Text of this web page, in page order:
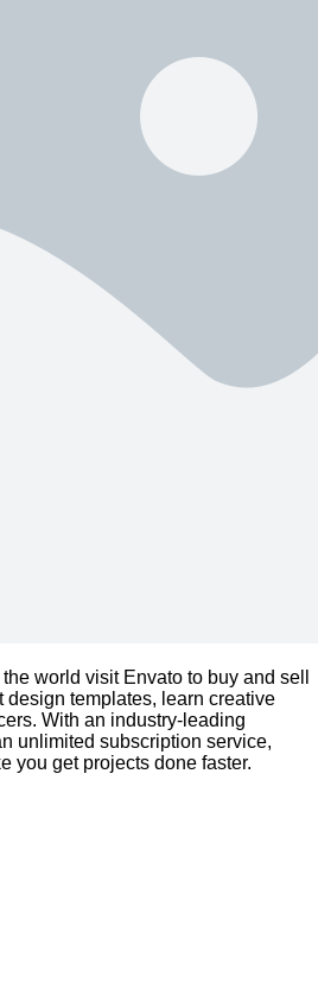
world visit Envato to buy and sell
design templates, learn creative
With an industry-leading
unlimited subscription service,
you get projects done faster.